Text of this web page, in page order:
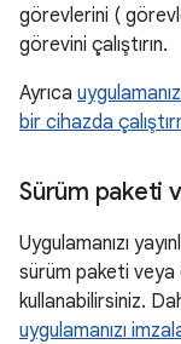
görevlerini (
görevini çalıştırın.
Ayrıca
bir cihazda
Sürüm paketi
Uygulamanızı
sürüm paketi veya
kullanabilirsiniz.
uygulamanızı